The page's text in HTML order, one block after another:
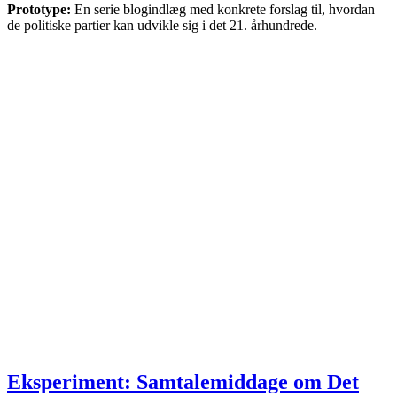
Prototype: En serie blogindlæg med konkrete forslag til, hvordan
de politiske partier kan udvikle sig i det 21. århundrede.
Eksperiment: Samtalemiddage om Det